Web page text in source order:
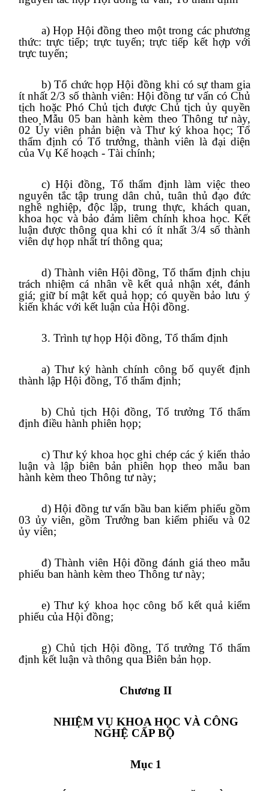
a) Họp Hội đồng theo một trong các phương
thức: trực tiếp; trực tuyến; trực tiếp kết hợp với
trực tuyến;
b) Tổ chức họp Hội đồng khi có sự tham gia
ít nhất 2/3 số thành viên: Hội đồng tư vấn có Chủ
tịch hoặc Phó Chủ tịch được Chủ tịch ủy quyền
theo Mẫu 05 ban hành kèm theo Thông tư này,
02 Ủy viên phản biện và Thư ký khoa học; Tổ
thẩm định có Tổ trưởng, thành viên là đại diện
của Vụ Kế hoạch - Tài chính;
c) Hội đồng, Tổ thẩm định làm việc theo
nguyên tắc tập trung dân chủ, tuân thủ đạo đức
nghề nghiệp, độc lập, trung thực, khách quan,
khoa học và bảo đảm liêm chính khoa học. Kết
luận được thông qua khi có ít nhất 3/4 số thành
viên dự họp nhất trí thông qua;
d) Thành viên Hội đồng, Tổ thẩm định chịu
trách nhiệm cá nhân về kết quả nhận xét, đánh
giá; giữ bí mật kết quả họp; có quyền bảo lưu ý
kiến khác với kết luận của Hội đồng.
3. Trình tự họp Hội đồng, Tổ thẩm định
a) Thư ký hành chính công bố quyết định
thành lập Hội đồng, Tổ thẩm định;
b) Chủ tịch Hội đồng, Tổ trưởng Tổ thẩm
định điều hành phiên họp;
c) Thư ký khoa học ghi chép các ý kiến thảo
luận và lập biên bản phiên họp theo mẫu ban
hành kèm theo Thông tư này;
d) Hội đồng tư vấn bầu ban kiểm phiếu gồm
03 ủy viên, gồm Trưởng ban kiểm phiếu và 02
ủy viên;
đ) Thành viên Hội đồng đánh giá theo mẫu
phiếu ban hành kèm theo Thông tư này;
e) Thư ký khoa học công bố kết quả kiểm
phiếu của Hội đồng;
g) Chủ tịch Hội đồng, Tổ trưởng Tổ thẩm
định kết luận và thông qua Biên bản họp.
Chương II
NHIỆM VỤ KHOA HỌC VÀ CÔNG
NGHỆ CẤP BỘ
Mục 1